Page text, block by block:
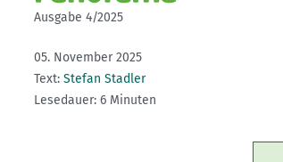
Ausgabe 4/2025
05. November 2025
Text: Stefan Stadler
Lesedauer: 6 Minuten